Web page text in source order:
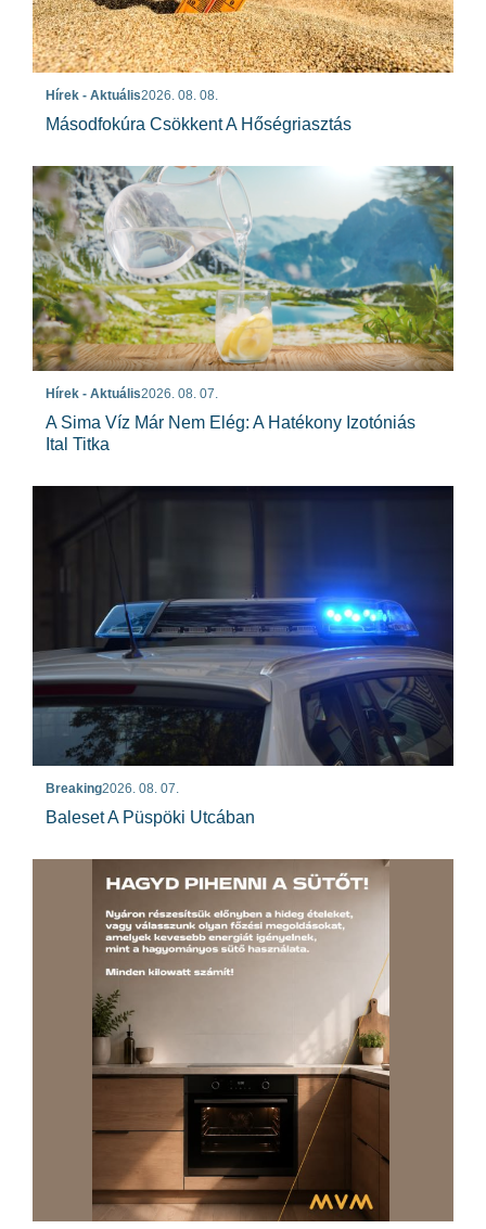
Hírek - Aktuális2026. 08. 08.
Másodfokúra Csökkent A Hőségriasztás
Hírek - Aktuális2026. 08. 07.
A Sima Víz Már Nem Elég: A Hatékony Izotóniás
Ital Titka
Breaking2026. 08. 07.
Baleset A Püspöki Utcában